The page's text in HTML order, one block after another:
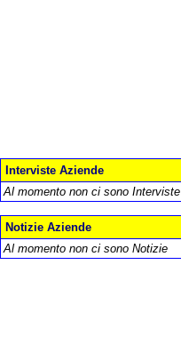
Interviste Aziende
Al momento non ci sono Interviste
Notizie Aziende
Al momento non ci sono Notizie